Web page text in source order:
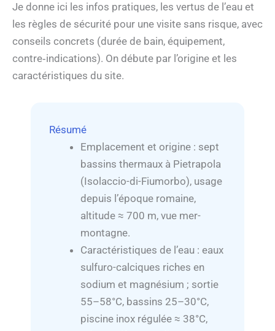
Je donne ici les infos pratiques, les vertus de l’eau et
les règles de sécurité pour une visite sans risque, avec
conseils concrets (durée de bain, équipement,
contre‑indications). On débute par l’origine et les
caractéristiques du site.
Résumé
Emplacement et origine : sept
bassins thermaux à Pietrapola
(Isolaccio-di-Fiumorbo), usage
depuis l’époque romaine,
altitude ≈ 700 m, vue mer-
montagne.
Caractéristiques de l’eau : eaux
sulfuro-calciques riches en
sodium et magnésium ; sortie
55–58°C, bassins 25–30°C,
piscine inox régulée ≈ 38°C,